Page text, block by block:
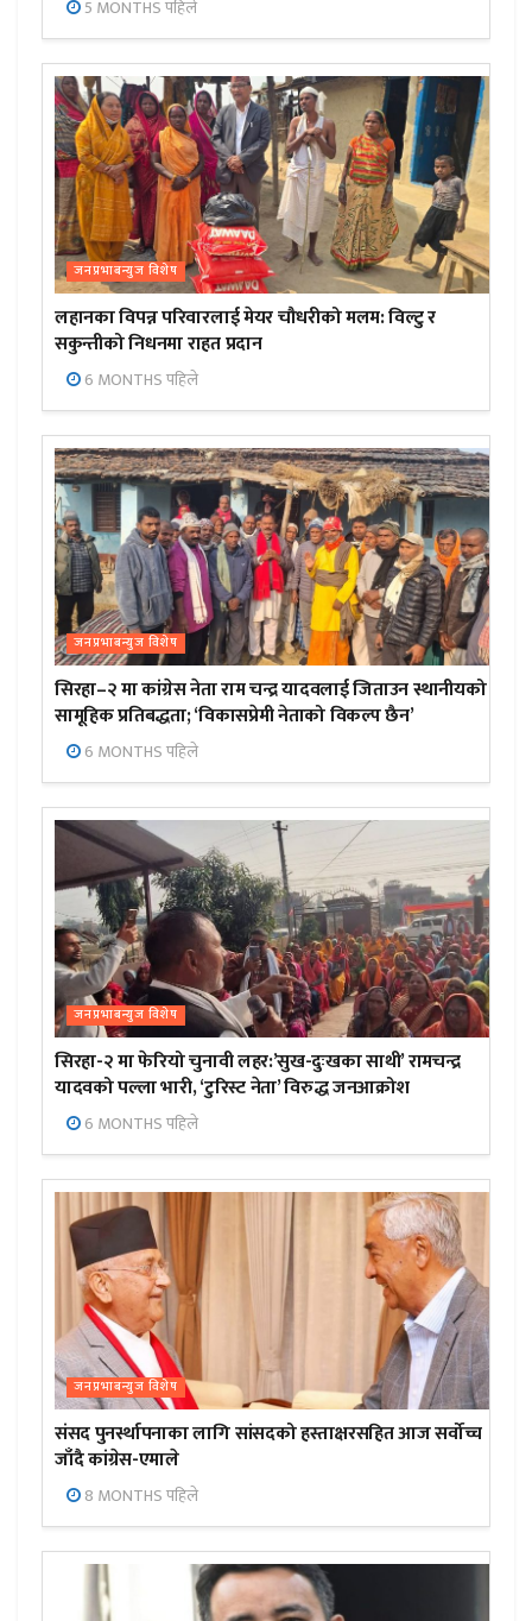
5 MONTHS पहिले
जनप्रभाबन्युज विशेष
लहानका विपन्न परिवारलाई मेयर चौधरीको मलम: विल्टु र
सकुन्तीको निधनमा राहत प्रदान
6 MONTHS पहिले
जनप्रभाबन्युज विशेष
सिरहा–२ मा कांग्रेस नेता राम चन्द्र यादवलाई जिताउन स्थानीयको
सामूहिक प्रतिबद्धता; ‘विकासप्रेमी नेताको विकल्प छैन’
6 MONTHS पहिले
जनप्रभाबन्युज विशेष
सिरहा-२ मा फेरियो चुनावी लहर:’सुख-दुःखका साथी’ रामचन्द्र
यादवको पल्ला भारी, ‘टुरिस्ट नेता’ विरुद्ध जनआक्रोश
6 MONTHS पहिले
जनप्रभाबन्युज विशेष
संसद पुनर्स्थापनाका लागि सांसदको हस्ताक्षरसहित आज सर्वोच्च
जाँदै कांग्रेस-एमाले
8 MONTHS पहिले